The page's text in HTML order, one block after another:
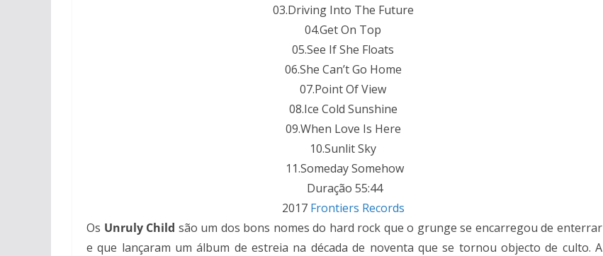
03.Driving Into The Future
04.Get On Top
05.See If She Floats
06.She Can’t Go Home
07.Point Of View
08.Ice Cold Sunshine
09.When Love Is Here
10.Sunlit Sky
11.Someday Somehow
Duração 55:44
2017 Frontiers Records
Os Unruly Child são um dos bons nomes do hard rock que o grunge se encarregou de enterrar
e que lançaram um álbum de estreia na década de noventa que se tornou objecto de culto. A